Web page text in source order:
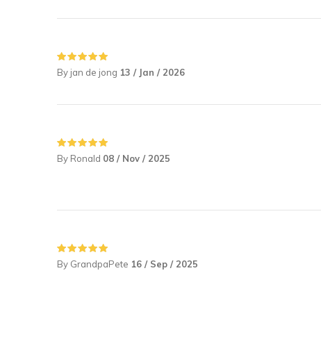
By jan de jong 13 / Jan / 2026
By Ronald 08 / Nov / 2025
By GrandpaPete 16 / Sep / 2025